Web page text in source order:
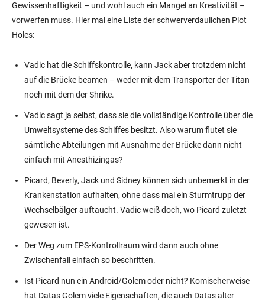
Gewissenhaftigkeit – und wohl auch ein Mangel an Kreativität –
vorwerfen muss. Hier mal eine Liste der schwerverdaulichen Plot
Holes:
Vadic hat die Schiffskontrolle, kann Jack aber trotzdem nicht
auf die Brücke beamen – weder mit dem Transporter der Titan
noch mit dem der Shrike.
Vadic sagt ja selbst, dass sie die vollständige Kontrolle über die
Umweltsysteme des Schiffes besitzt. Also warum flutet sie
sämtliche Abteilungen mit Ausnahme der Brücke dann nicht
einfach mit Anesthizingas?
Picard, Beverly, Jack und Sidney können sich unbemerkt in der
Krankenstation aufhalten, ohne dass mal ein Sturmtrupp der
Wechselbälger auftaucht. Vadic weiß doch, wo Picard zuletzt
gewesen ist.
Der Weg zum EPS-Kontrollraum wird dann auch ohne
Zwischenfall einfach so beschritten.
Ist Picard nun ein Android/Golem oder nicht? Komischerweise
hat Datas Golem viele Eigenschaften, die auch Datas alter